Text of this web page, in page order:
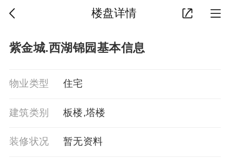
楼盘详情
紫金城.西湖锦园基本信息
物业类型 住宅
建筑类别 板楼,塔楼
装修状况 暂⽆资料